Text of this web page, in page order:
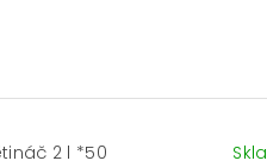
2 l *50